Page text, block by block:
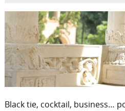
Black tie, cocktail, business…